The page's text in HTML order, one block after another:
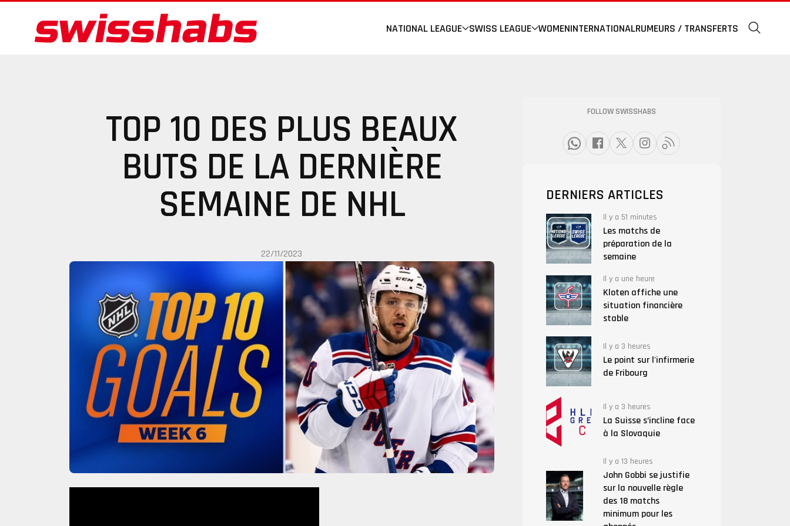
NATIONAL LEAGUE SWISS LEAGUE WOMENINTERNATIONALRUMEURS / TRANSFERTS
TOP 10 DES PLUS BEAUX
BUTS DE LA DERNIÈRE
SEMAINE DE NHL
22/11/2023
FOLLOW SWISSHABS
DERNIERS ARTICLES
Il y a 51 minutes
Les matchs de
préparation de la
semaine
Il y a une heure
Kloten affiche une
situation financière
stable
Il y a 3 heures
Le point sur l'infirmerie
de Fribourg
Il y a 3 heures
La Suisse s’incline face
à la Slovaquie
Il y a 13 heures
John Gobbi se justifie
sur la nouvelle règle
des 18 matchs
minimum pour les